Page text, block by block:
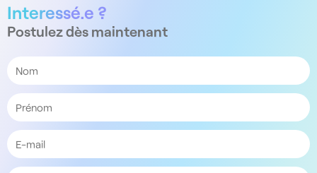
Interessé.e ?
Postulez dès maintenant